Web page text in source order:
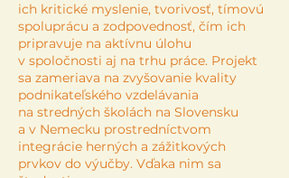
ich kritické myslenie, tvorivosť, tímovú
spoluprácu a zodpovednosť, čím ich
pripravuje na aktívnu úlohu
v spoločnosti aj na trhu práce. Projekt
sa zameriava na zvyšovanie kvality
podnikateľského vzdelávania
na stredných školách na Slovensku
a v Nemecku prostredníctvom
integrácie herných a zážitkových
prvkov do výučby. Vďaka nim sa